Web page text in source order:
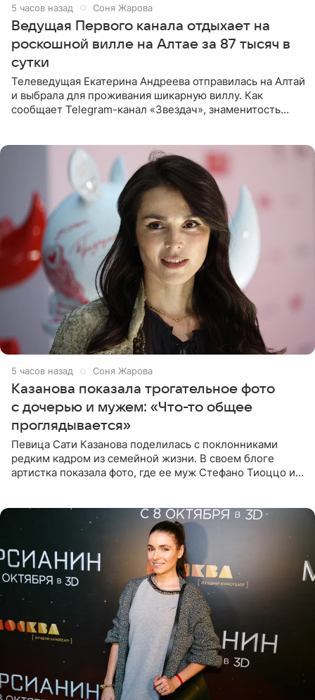
5 часов назад Соня Жарова
Ведущая Первого канала отдыхает на
роскошной вилле на Алтае за 87 тысяч в
сутки
Телеведущая Екатерина Андреева отправилась на Алтай
и выбрала для проживания шикарную виллу. Как
сообщает Telegram-канал «Звездач», знаменитость
5 часов назад Соня Жарова
Казанова показала трогательное фото
с дочерью и мужем: «Что-то общее
проглядывается»
Певица Сати Казанова поделилась с поклонниками
редким кадром из семейной жизни. В своем блоге
артистка показала фото, где ее муж Стефано Тиоццо и